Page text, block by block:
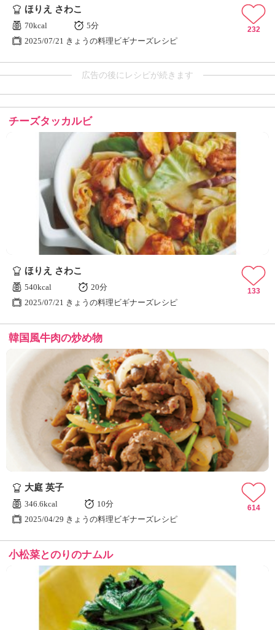
ほりえ さわこ
70kcal
5分
2025/07/21 きょうの料理ビギナーズレシピ
232
広告の後にレシピが続きます
チーズタッカルビ
ほりえ さわこ
540kcal
20分
2025/07/21 きょうの料理ビギナーズレシピ
133
韓国風牛肉の炒め物
大庭 英子
346.6kcal
10分
2025/04/29 きょうの料理ビギナーズレシピ
614
小松菜とのりのナムル